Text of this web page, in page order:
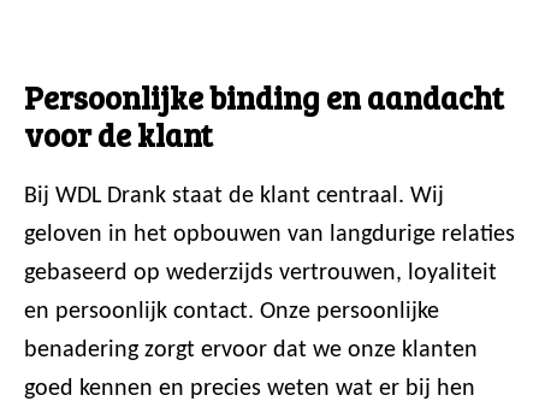
Persoonlijke binding en aandacht
voor de klant
Bij WDL Drank staat de klant centraal. Wij
geloven in het opbouwen van langdurige relaties
gebaseerd op wederzijds vertrouwen, loyaliteit
en persoonlijk contact. Onze persoonlijke
benadering zorgt ervoor dat we onze klanten
goed kennen en precies weten wat er bij hen